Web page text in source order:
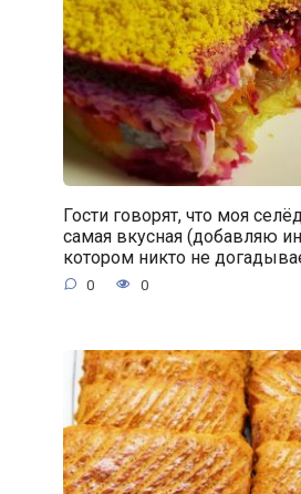
Гости говорят, что моя
самая вкусная (добавляю
котором никто не
0 0